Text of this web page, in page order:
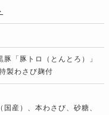
「豚トロ（とんとろ）」
製わさび麹付
国産）、本わさび、砂糖、